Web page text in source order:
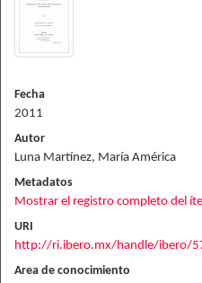
Fecha
2011
Autor
Luna Martínez, María América
Metadatos
Mostrar el registro completo del
URI
http://ri.ibero.mx/handle/ibero/
Area de conocimiento